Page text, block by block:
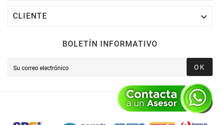
CLIENTE 
BOLETÍN INFORMATIVO
OK